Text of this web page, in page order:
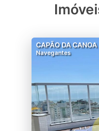
CAPÃO DA CANOA
Navegantes